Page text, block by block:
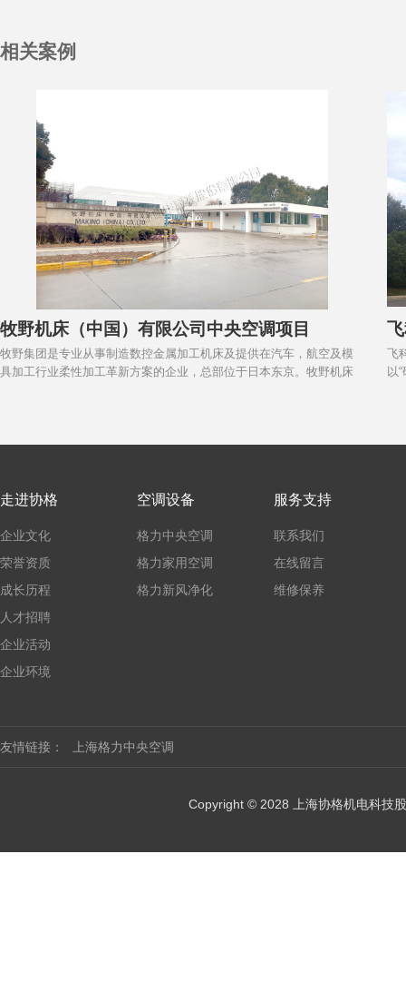
相关案例
牧野机床（中国）有限公司中央空调项目
牧野集团是专业从事制造数控金属加工机床及提供在汽车，航空及模
具加工行业柔性加工革新方案的企业，总部位于日本东京。牧野机床
为其提供格力中央空调设计选型及设备服务。
飞
以
走进协格
企业文化
荣誉资质
成长历程
人才招聘
企业活动
企业环境
空调设备
格力中央空调
格力家用空调
格力新风净化
服务支持
联系我们
在线留言
维修保养
友情链接： 上海格力中央空调
Copyright © 2028 上海协格机电科技